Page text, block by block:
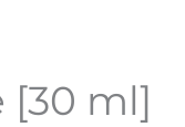
[30 ml]